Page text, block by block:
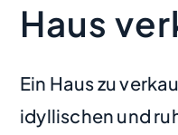
Haus
Ein Haus zu
idyllischen und